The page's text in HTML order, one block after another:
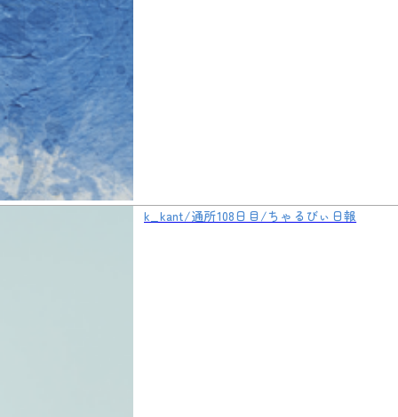
k_kant/通所108日目/ちゃるびぃ日報